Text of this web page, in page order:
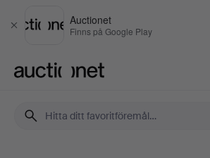
Stäng
Auctionet
Finns på Google Play